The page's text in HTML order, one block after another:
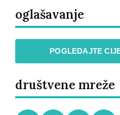
oglašavanje
POGLEDAJTE
društvene mreže